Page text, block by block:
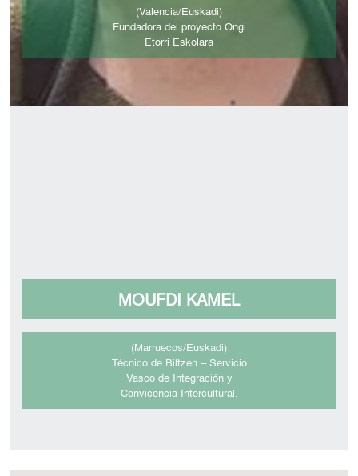
(Valencia/Euskadi)
Fundadora del proyecto Ongi
Etorri Eskolara
MOUFDI KAMEL
(Marruecos/Euskadi)
Técnico de Biltzen – Servicio
Vasco de Integración y
Convicencia Intercultural.